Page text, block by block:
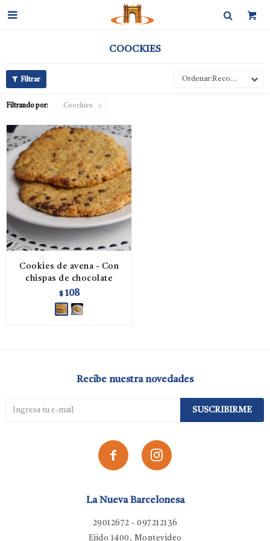

COOCKIES
Recomendados
Filtrando por: Coockies
Cookies de avena - Con
chispas de chocolate
$ 108
La Nueva Barcelonesa
29012672 - 097212136
Ejido 1400, Montevideo
Recibe nuestra novedades
SUSCRIBIRME
 